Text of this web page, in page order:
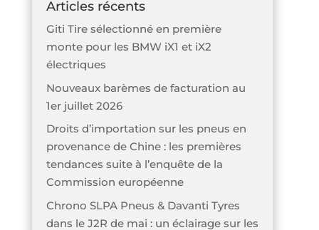
Articles récents
Giti Tire sélectionné en première
monte pour les BMW iX1 et iX2
électriques
Nouveaux barèmes de facturation au
1er juillet 2026
Droits d’importation sur les pneus en
provenance de Chine : les premières
tendances suite à l’enquête de la
Commission européenne
Chrono SLPA Pneus & Davanti Tyres
dans le J2R de mai : un éclairage sur les